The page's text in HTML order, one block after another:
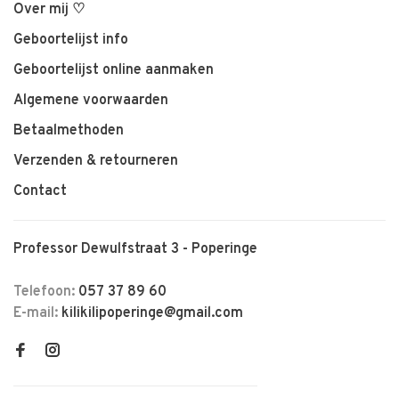
Over mij ♡
Geboortelijst info
Geboortelijst online aanmaken
Algemene voorwaarden
Betaalmethoden
Verzenden & retourneren
Contact
Professor Dewulfstraat 3 - Poperinge
Telefoon: 057 37 89 60
E-mail: kilikilipoperinge@gmail.com